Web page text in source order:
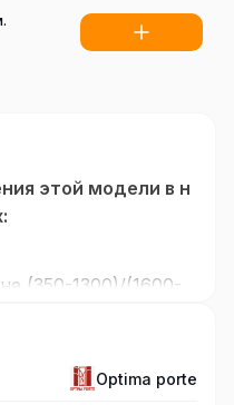
этой модели в н
(350-1300)/(1600-
с защитным
Optima porte